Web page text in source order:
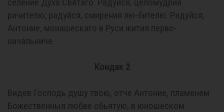
рачителю; радуйся, смирения лю-бителю. Радуйся,
Антоние, монашескаго в Руси жития перво-
начальниче.
Кондак 2
Видев Господь душу твою, отче Антоние, пламенем
Божественныя любве обьятую, в юношеском